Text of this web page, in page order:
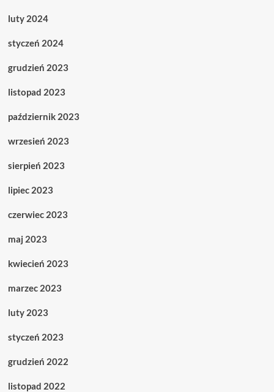
luty 2024
styczeń 2024
grudzień 2023
listopad 2023
październik 2023
wrzesień 2023
sierpień 2023
lipiec 2023
czerwiec 2023
maj 2023
kwiecień 2023
marzec 2023
luty 2023
styczeń 2023
grudzień 2022
listopad 2022